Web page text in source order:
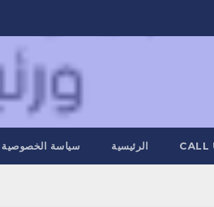
الرئيسية سياسة الخصوصية